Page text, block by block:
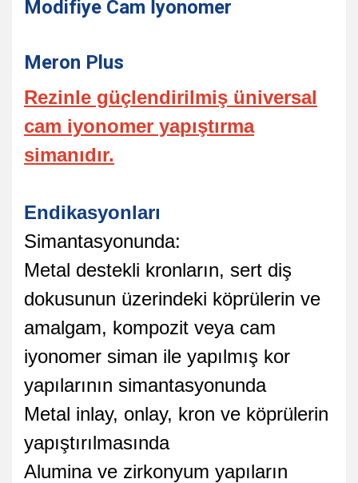
Modifiye Cam İyonomer
Meron Plus
Rezinle güçlendirilmiş üniversal
cam iyonomer yapıştırma
simanıdır.
Endikasyonları
Simantasyonunda:
Metal destekli kronların, sert diş
dokusunun üzerindeki köprülerin ve
amalgam, kompozit veya cam
iyonomer siman ile yapılmış kor
yapılarının simantasyonunda
Metal inlay, onlay, kron ve köprülerin
yapıştırılmasında
Alumina ve zirkonyum yapıların